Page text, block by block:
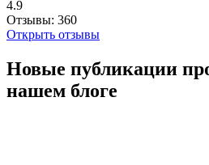
4.9
Отзывы: 360
Открыть отзывы
Новые публикации
нашем блоге